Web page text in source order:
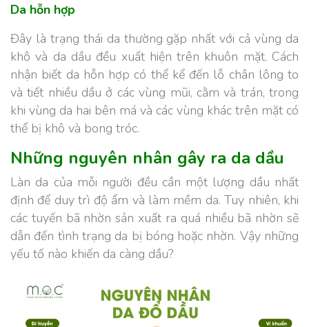
Da hỗn hợp
Đây là trạng thái da thường gặp nhất với cả vùng da
khô và da dầu đều xuất hiện trên khuôn mặt. Cách
nhận biết da hỗn hợp có thể kể đến lỗ chân lông to
và tiết nhiều dầu ở các vùng mũi, cằm và trán, trong
khi vùng da hai bên má và các vùng khác trên mặt có
thể bị khô và bong tróc.
Những nguyên nhân gây ra da dầu
Làn da của mỗi người đều cần một lượng dầu nhất
định để duy trì độ ẩm và làm mềm da. Tuy nhiên, khi
các tuyến bã nhờn sản xuất ra quá nhiều bã nhờn sẽ
dẫn đến tình trạng da bị bóng hoặc nhờn. Vậy những
yếu tố nào khiến da càng dầu?